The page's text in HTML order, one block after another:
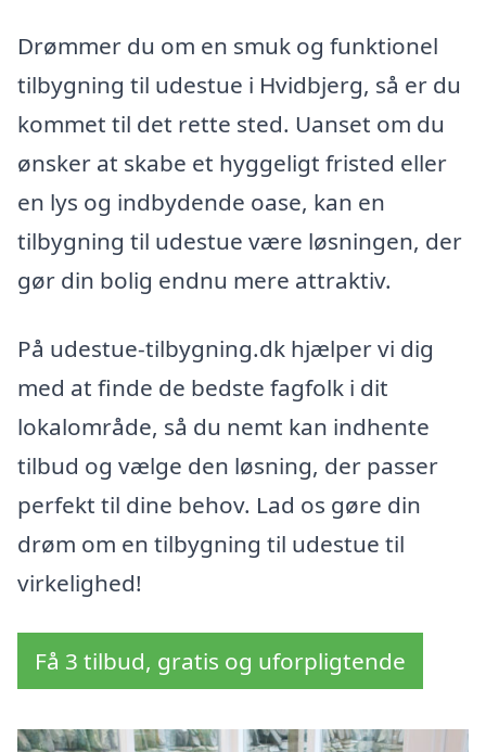
Drømmer du om en smuk og funktionel
tilbygning til udestue i Hvidbjerg, så er du
kommet til det rette sted. Uanset om du
ønsker at skabe et hyggeligt fristed eller
en lys og indbydende oase, kan en
tilbygning til udestue være løsningen, der
gør din bolig endnu mere attraktiv.
På udestue-tilbygning.dk hjælper vi dig
med at finde de bedste fagfolk i dit
lokalområde, så du nemt kan indhente
tilbud og vælge den løsning, der passer
perfekt til dine behov. Lad os gøre din
drøm om en tilbygning til udestue til
virkelighed!
Få 3 tilbud, gratis og uforpligtende